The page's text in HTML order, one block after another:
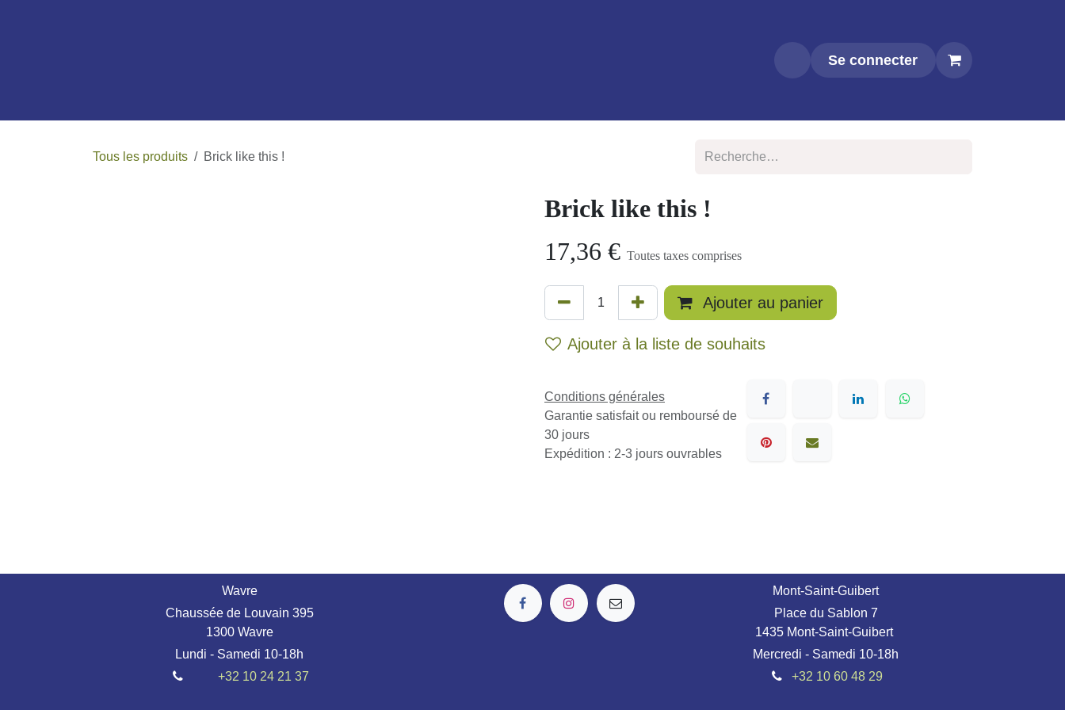
Se connecter
Tous les produits Brick like this !
Brick like this !
17,36€ Toutes taxes comprises
Ajouter au panier
Ajouter à la liste de souhaits
Conditions générales
Garantie satisfait ou remboursé
de 30 jours
Expédition : 2-3 jours ouvrables
Wavre
Chaussée de Louvain 395
1300 Wavre
Lundi - Samedi 10-18h
+32 10 24 21 37
Mont-Saint-Guibert
Place du Sablon 7
1435 Mont-Saint-Guibert
Mercredi - Samedi 10-18h
+32 10 60 48 29